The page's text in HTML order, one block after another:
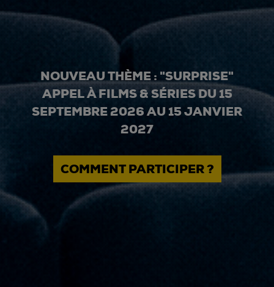
NOUVEAU THÈME : "SURPRISE"
APPEL À FILMS & SÉRIES DU 15
SEPTEMBRE 2026 AU 15 JANVIER
2027
COMMENT PARTICIPER ?